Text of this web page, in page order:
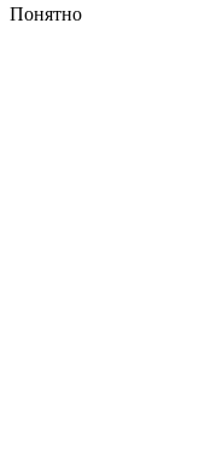
Понятно